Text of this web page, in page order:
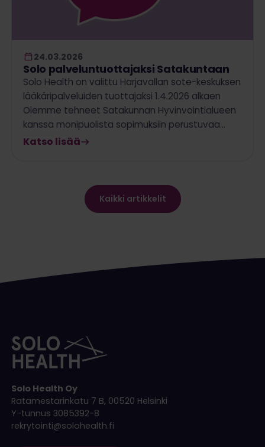
24.03.2026
Solo palveluntuottajaksi Satakuntaan
Solo Health on valittu Harjavallan sote-keskuksen
lääkäripalveluiden tuottajaksi 1.4.2026 alkaen
Olemme tehneet Satakunnan Hyvinvointialueen
kanssa monipuolista sopimuksiin perustuvaa…
Katso lisää
Kaikki artikkelit
Solo Health Oy
Ratamestarinkatu 7 B, 00520 Helsinki
Y-tunnus 3085392-8
rekrytointi@solohealth.fi